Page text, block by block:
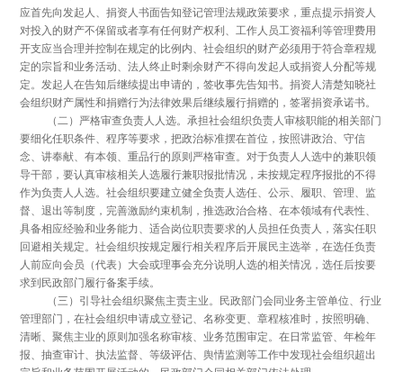
应首先向发起人、捐资人书面告知登记管理法规政策要求，重点提示捐资人
对投入的财产不保留或者享有任何财产权利、工作人员工资福利等管理费用
开支应当合理并控制在规定的比例内、社会组织的财产必须用于符合章程规
定的宗旨和业务活动、法人终止时剩余财产不得向发起人或捐资人分配等规
定。发起人在告知后继续提出申请的，签收事先告知书。捐资人清楚知晓社
会组织财产属性和捐赠行为法律效果后继续履行捐赠的，签署捐资承诺书。
（二）严格审查负责人人选。承担社会组织负责人审核职能的相关部门
要细化任职条件、程序等要求，把政治标准摆在首位，按照讲政治、守信
念、讲奉献、有本领、重品行的原则严格审查。对于负责人人选中的兼职领
导干部，要认真审核相关人选履行兼职报批情况，未按规定程序报批的不得
作为负责人人选。社会组织要建立健全负责人选任、公示、履职、管理、监
督、退出等制度，完善激励约束机制，推选政治合格、在本领域有代表性、
具备相应经验和业务能力、适合岗位职责要求的人员担任负责人，落实任职
回避相关规定。社会组织按规定履行相关程序后开展民主选举，在选任负责
人前应向会员（代表）大会或理事会充分说明人选的相关情况，选任后按要
求到民政部门履行备案手续。
（三）引导社会组织聚焦主责主业。民政部门会同业务主管单位、行业
管理部门，在社会组织申请成立登记、名称变更、章程核准时，按照明确、
清晰、聚焦主业的原则加强名称审核、业务范围审定。在日常监管、年检年
报、抽查审计、执法监督、等级评估、舆情监测等工作中发现社会组织超出